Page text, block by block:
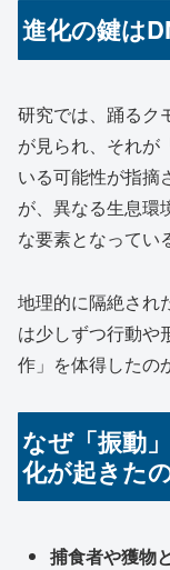
進化の鍵は
研究では、踊るク
が見られ、それが
いる可能性が指摘
が、異なる生息環
な要素となってい
地理的に隔絶され
は少しずつ行動や
作」を体得したの
なぜ「振動
化が起きた
捕食者や獲物